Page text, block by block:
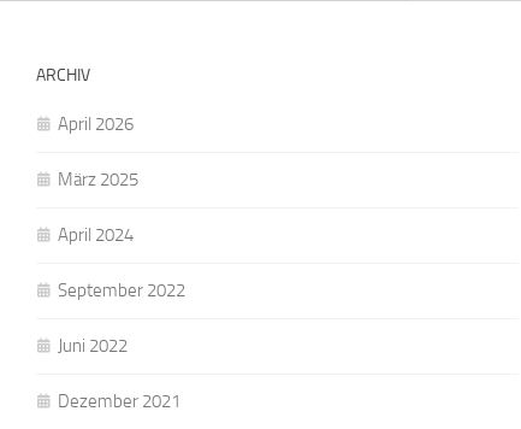
ARCHIV
April 2026
März 2025
April 2024
September 2022
Juni 2022
Dezember 2021